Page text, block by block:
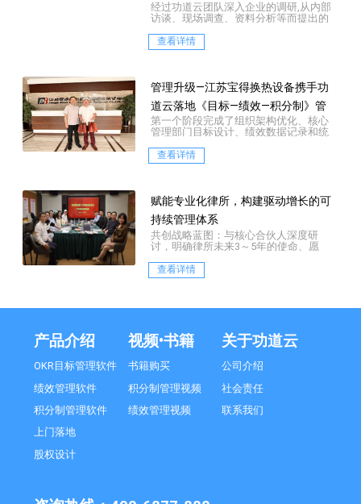
经过功道云团队深入企业的调研,从内部
访谈、现场调查、资料分析等而提出的
查看详情
管理升级—江苏宝得换热设备携手功
道云落地《目标—绩效—积分制》管
理咨询项目
第一个阶段完成了组织架构优化、核心
管理部门目标设计、绩效数据记录和统
查看详情
赋能专业化律所，构建驱动增长的可
持续管理体系
共创战略蓝图：与核心合伙人深度研
讨，明确律所未来3～5年的使命、愿
查看详情
产品介绍 视频•书籍 关于功道云
OKR目标管理软件
绩效管理软件
积分制管理软件
上门落地
股权设计
书籍购买
积分制管理视频
绩效管理视频
公司介绍
社会责任
联系我们